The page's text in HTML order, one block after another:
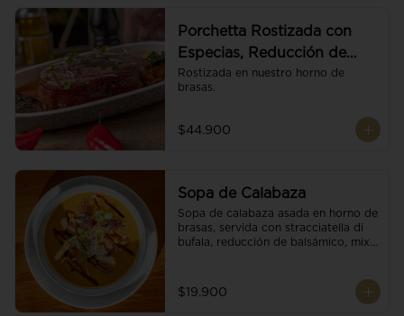
Porchetta Rostizada con
Especias, Reducción de
Panela y Vino
Rostizada en nuestro horno de
brasas.
$44.900
Sopa de Calabaza
Sopa de calabaza asada en horno de
brasas, servida con stracciatella di
bufala, reducción de balsámico, mix
$19.900